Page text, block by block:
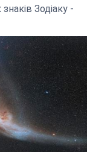
Зодіаку -